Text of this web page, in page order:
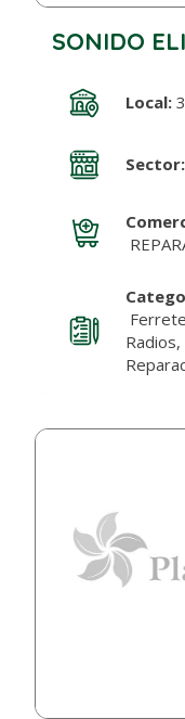
SONIDO
Local:
Sector: